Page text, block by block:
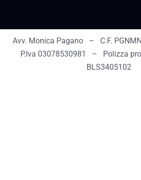
Avv. Monica Pagano – C.F.
P.Iva 03078530981 – Polizza
BLS3405102